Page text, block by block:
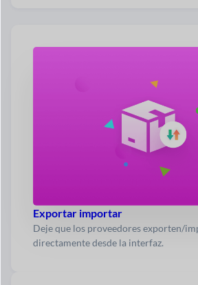
Exportar importar
Deje que los proveedores exporten/
directamente desde la interfaz.